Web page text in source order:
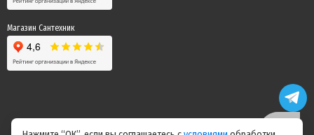
Магазин Сантехник